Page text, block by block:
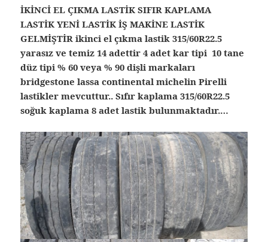
İKİNCİ EL ÇIKMA LASTİK SIFIR KAPLAMA
LASTİK YENİ LASTİK İŞ MAKİNE LASTİK
GELMİŞTİR ikinci el çıkma lastik 315/60R22.5
yarasız ve temiz 14 adettir 4 adet kar tipi 10 tane
düz tipi % 60 veya % 90 dişli markaları
bridgestone lassa continental michelin Pirelli
lastikler mevcuttur.. Sıfır kaplama 315/60R22.5
soğuk kaplama 8 adet lastik bulunmaktadır.…